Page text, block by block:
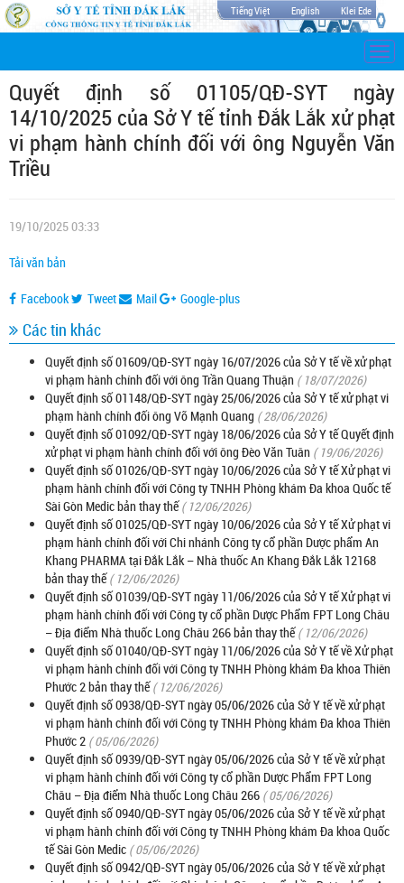
Tiếng Việt English Klei Ede
Quyết định số 01105/QĐ-SYT ngày
14/10/2025 của Sở Y tế tỉnh Đắk Lắk xử phạt
vi phạm hành chính đối với ông Nguyễn Văn
Triều
19/10/2025 03:33
Tải văn bản
Facebook Tweet Mail Google-plus
Các tin khác
Quyết định số 01609/QĐ-SYT ngày 16/07/2026 của Sở Y tế về xử phạt
vi phạm hành chính đối với ông Trần Quang Thuận ( 18/07/2026)
Quyết định số 01148/QĐ-SYT ngày 25/06/2026 của Sở Y tế xử phạt vi
phạm hành chính đối ông Võ Mạnh Quang ( 28/06/2026)
Quyết định số 01092/QĐ-SYT ngày 18/06/2026 của Sở Y tế Quyết định
xử phạt vi phạm hành chính đối với ông Đèo Văn Tuân ( 19/06/2026)
Quyết định số 01026/QĐ-SYT ngày 10/06/2026 của Sở Y tế Xử phạt vi
phạm hành chính đối với Công ty TNHH Phòng khám Đa khoa Quốc tế
Sài Gòn Medic bản thay thế ( 12/06/2026)
Quyết định số 01025/QĐ-SYT ngày 10/06/2026 của Sở Y tế Xử phạt vi
phạm hành chính đối với Chi nhánh Công ty cổ phần Dược phẩm An
Khang PHARMA tại Đắk Lắk – Nhà thuốc An Khang Đắk Lắk 12168
bản thay thế ( 12/06/2026)
Quyết định số 01039/QĐ-SYT ngày 11/06/2026 của Sở Y tế Xử phạt vi
phạm hành chính đối với Công ty cổ phần Dược Phẩm FPT Long Châu
– Địa điểm Nhà thuốc Long Châu 266 bản thay thế ( 12/06/2026)
Quyết định số 01040/QĐ-SYT ngày 11/06/2026 của Sở Y tế về Xử phạt
vi phạm hành chính đối với Công ty TNHH Phòng khám Đa khoa Thiên
Phước 2 bản thay thế ( 12/06/2026)
Quyết định số 0938/QĐ-SYT ngày 05/06/2026 của Sở Y tế về xử phạt
vi phạm hành chính đối với Công ty TNHH Phòng khám Đa khoa Thiên
Phước 2 ( 05/06/2026)
Quyết định số 0939/QĐ-SYT ngày 05/06/2026 của Sở Y tế về xử phạt
vi phạm hành chính đối với Công ty cổ phần Dược Phẩm FPT Long
Châu – Địa điểm Nhà thuốc Long Châu 266 ( 05/06/2026)
Quyết định số 0940/QĐ-SYT ngày 05/06/2026 của Sở Y tế về xử phạt
vi phạm hành chính đối với Công ty TNHH Phòng khám Đa khoa Quốc
tế Sài Gòn Medic ( 05/06/2026)
Quyết định số 0942/QĐ-SYT ngày 05/06/2026 của Sở Y tế về xử phạt